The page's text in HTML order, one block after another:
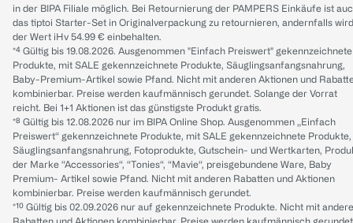
in der BIPA Filiale möglich. Bei Retournierung der PAMPERS Einkäufe ist
das tiptoi Starter-Set in Originalverpackung zu retournieren, andernfalls wird
der Wert iHv 54.99 € einbehalten.
*⁴ Gültig bis 19.08.2026. Ausgenommen "Einfach Preiswert" gekennzeichnete
Produkte, mit SALE gekennzeichnete Produkte, Säuglingsanfangsnahrung,
Baby-Premium-Artikel sowie Pfand. Nicht mit anderen Aktionen und
kombinierbar. Preise werden kaufmännisch gerundet. Solange der Vorrat
reicht. Bei 1+1 Aktionen ist das günstigste Produkt gratis.
*⁸ Gültig bis 12.08.2026 nur im BIPA Online Shop. Ausgenommen „Einfach
Preiswert“ gekennzeichnete Produkte, mit SALE gekennzeichnete Produkte,
Säuglingsanfangsnahrung, Fotoprodukte, Gutschein- und Wertkarten,
der Marke “Accessories“, “Tonies“, “Mavie“, preisgebundene Ware, Baby
Premium- Artikel sowie Pfand. Nicht mit anderen Rabatten und Aktionen
kombinierbar. Preise werden kaufmännisch gerundet.
*¹⁰ Gültig bis 02.09.2026 nur auf gekennzeichnete Produkte. Nicht mit
Rabatten und Aktionen kombinierbar. Preise werden kaufmännisch